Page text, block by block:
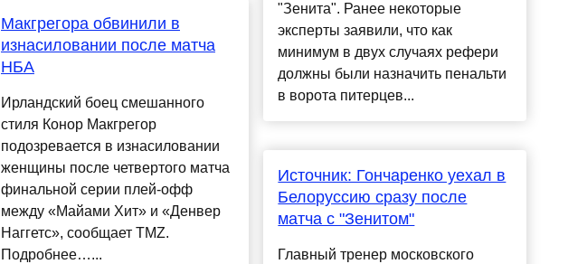
Макгрегора обвинили в
изнасиловании после матча
НБА
Ирландский боец смешанного
стиля Конор Макгрегор
подозревается в изнасиловании
женщины после четвертого матча
финальной серии плей‑офф
между «Майами Хит» и «Денвер
Наггетс», сообщает TMZ.
Подробнее…...
"Зенита". Ранее некоторые
эксперты заявили, что как
минимум в двух случаях рефери
должны были назначить пенальти
в ворота питерцев...
Источник: Гончаренко уехал в
Белоруссию сразу после
матча с "Зенитом"
Главный тренер московского